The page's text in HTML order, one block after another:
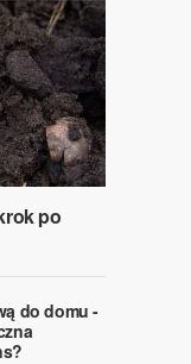
po
do domu -